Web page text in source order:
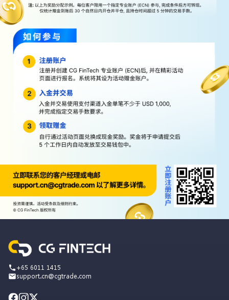
+65 6011 1415
support.cn@cgtrade.com